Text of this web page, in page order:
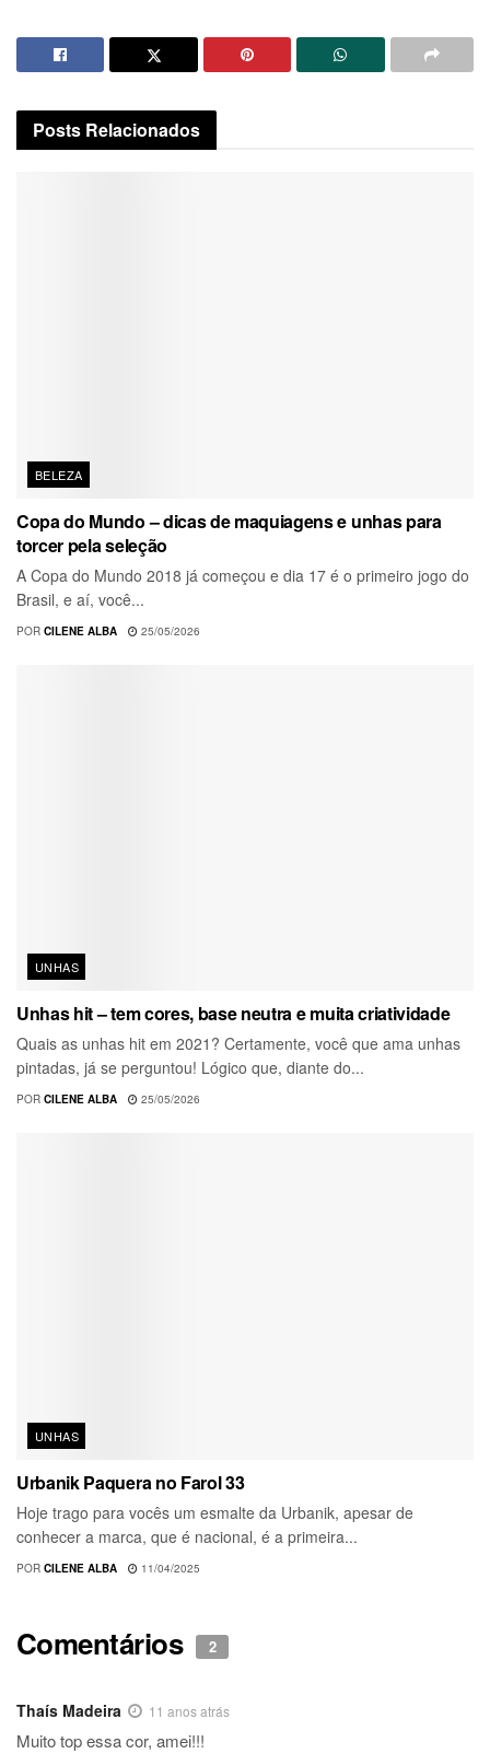
Posts Relacionados
BELEZA
Copa do Mundo – dicas de maquiagens e unhas para
torcer pela seleção
A Copa do Mundo 2018 já começou e dia 17 é o primeiro jogo do
Brasil, e aí, você...
POR CILENE ALBA 25/05/2026
UNHAS
Unhas hit – tem cores, base neutra e muita criatividade
Quais as unhas hit em 2021? Certamente, você que ama unhas
pintadas, já se perguntou! Lógico que, diante do...
POR CILENE ALBA 25/05/2026
UNHAS
Urbanik Paquera no Farol 33
Hoje trago para vocês um esmalte da Urbanik, apesar de
conhecer a marca, que é nacional, é a primeira...
POR CILENE ALBA 11/04/2025
Comentários 2
Thaís Madeira 11 anos atrás
Muito top essa cor, amei!!!